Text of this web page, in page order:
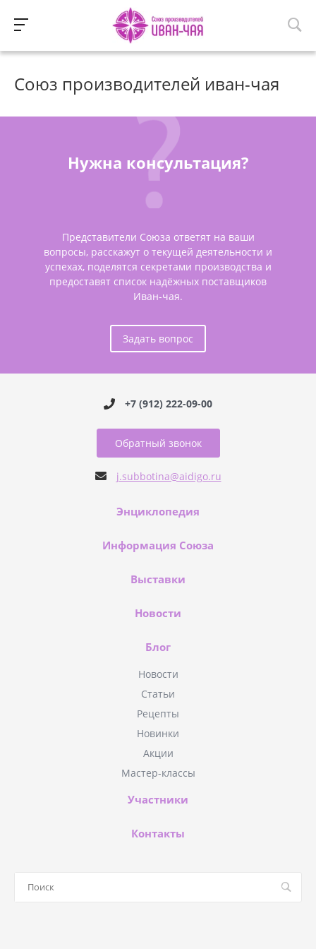
Союз производителей иван-чая
Нужна консультация?
Представители Союза ответят на ваши
вопросы, расскажут о текущей деятельности и
успехах, поделятся секретами производства и
предоставят список надёжных поставщиков
Иван-чая.
Задать вопрос
+7 (912) 222-09-00
Обратный звонок
j.subbotina@aidigo.ru
Энциклопедия
Информация Союза
Выставки
Новости
Блог
Новости
Статьи
Рецепты
Новинки
Акции
Мастер-классы
Участники
Контакты